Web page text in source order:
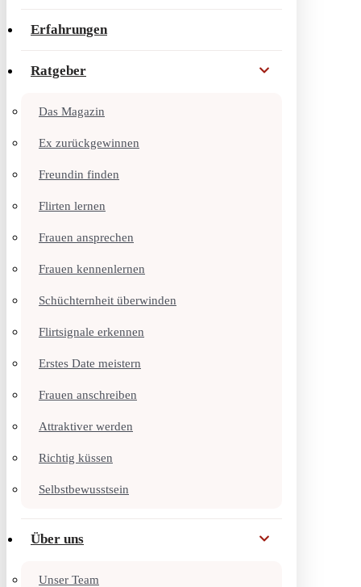
Erfahrungen
Ratgeber
Das Magazin
Ex zurückgewinnen
Freundin finden
Flirten lernen
Frauen ansprechen
Frauen kennenlernen
Schüchternheit überwinden
Flirtsignale erkennen
Erstes Date meistern
Frauen anschreiben
Attraktiver werden
Richtig küssen
Selbstbewusstsein
Über uns
Unser Team